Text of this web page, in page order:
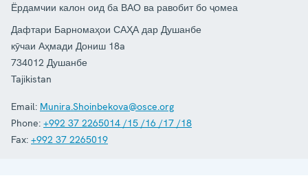
Ёрдамчии калон оид ба ВАО ва равобит бо ҷомеа
Дафтари Барномаҳои САҲА дар Душанбе
кӯчаи Аҳмади Дониш 18a
734012 Душанбе
Tajikistan
Email: Munira.Shoinbekova@osce.org
Phone: +992 37 2265014 /15 /16 /17 /18
Fax: +992 37 2265019